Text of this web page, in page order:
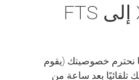
لماذا محول XV إلى FTS
نحترم خصوصيتك (يقوم
تلقائيًا بعد ساعة من